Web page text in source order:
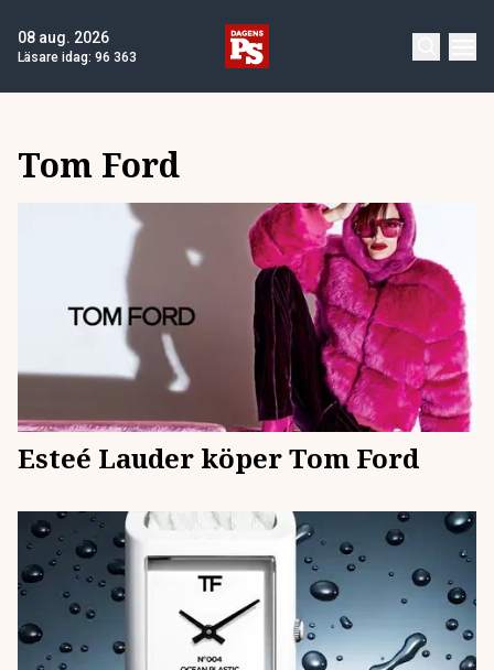
08 aug. 2026
Läsare idag: 96 363
Tom Ford
Esteé Lauder köper Tom Ford